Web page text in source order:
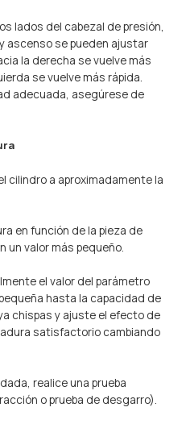
lados del cabezal de presión,
ascenso se pueden ajustar
la derecha se vuelve más
se vuelve más rápida.
adecuada, asegúrese de
cilindro a aproximadamente la
en función de la pieza de
un valor más pequeño.
el valor del parámetro
hasta la capacidad de
chispas y ajuste el efecto de
satisfactorio cambiando
realice una prueba
o prueba de desgarro).